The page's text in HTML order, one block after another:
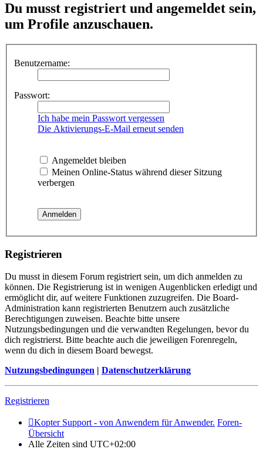
Du musst registriert und angemeldet sein,
um Profile anzuschauen.
Benutzername:
Passwort:
Ich habe mein Passwort vergessen
Die Aktivierungs-E-Mail erneut senden
Angemeldet bleiben
Meinen Online-Status während dieser Sitzung
verbergen
Registrieren
Du musst in diesem Forum registriert sein, um dich anmelden zu
können. Die Registrierung ist in wenigen Augenblicken erledigt und
ermöglicht dir, auf weitere Funktionen zuzugreifen. Die Board-
Administration kann registrierten Benutzern auch zusätzliche
Berechtigungen zuweisen. Beachte bitte unsere
Nutzungsbedingungen und die verwandten Regelungen, bevor du
dich registrierst. Bitte beachte auch die jeweiligen Forenregeln,
wenn du dich in diesem Board bewegst.
Nutzungsbedingungen | Datenschutzerklärung
Registrieren
Kopter Support - von Anwendern für Anwender. Foren-
Übersicht
Alle Zeiten sind UTC+02:00